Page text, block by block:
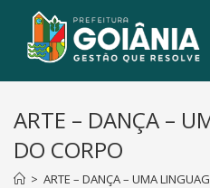
ARTE – DANÇA –
DO CORPO
> ARTE – DANÇA – UMA